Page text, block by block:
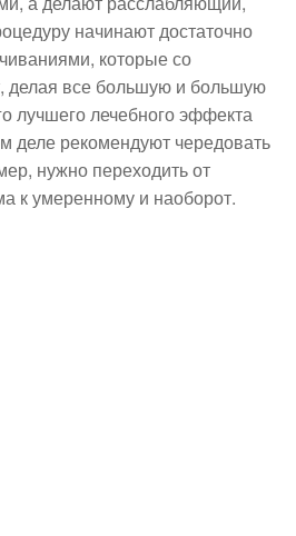
начинают достаточно
которые со
делая все большую и большую
лучшего лечебного эффекта
деле рекомендуют чередовать
нужно переходить от
к умеренному и наоборот.